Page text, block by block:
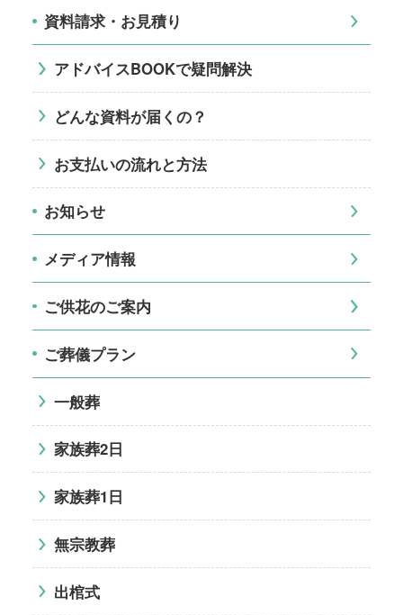
資料請求・お見積り
アドバイスBOOKで疑問解決
どんな資料が届くの？
お支払いの流れと方法
お知らせ
メディア情報
ご供花のご案内
ご葬儀プラン
一般葬
家族葬2日
家族葬1日
無宗教葬
出棺式